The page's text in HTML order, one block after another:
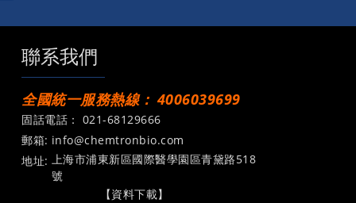
聯系我們
全國統一服務熱線： 4006039699
固話電話： 021-68129666
郵箱: info@chemtronbio.com
地址: 上海市浦東新區國際醫學園區青黛路518
號
【資料下載】